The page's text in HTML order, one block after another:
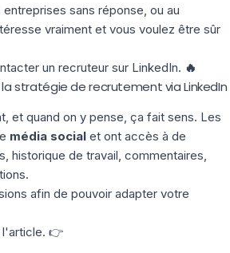
sans réponse, ou au
vraiment et vous voulez être sûr
un recruteur sur LinkedIn. 🔥
stratégie de recrutement via LinkedIn
et quand on y pense, ça fait sens. Les
média socialet ont accès à de
historique de travail, commentaires,
afin de pouvoir adapter votre
l'article. 👉